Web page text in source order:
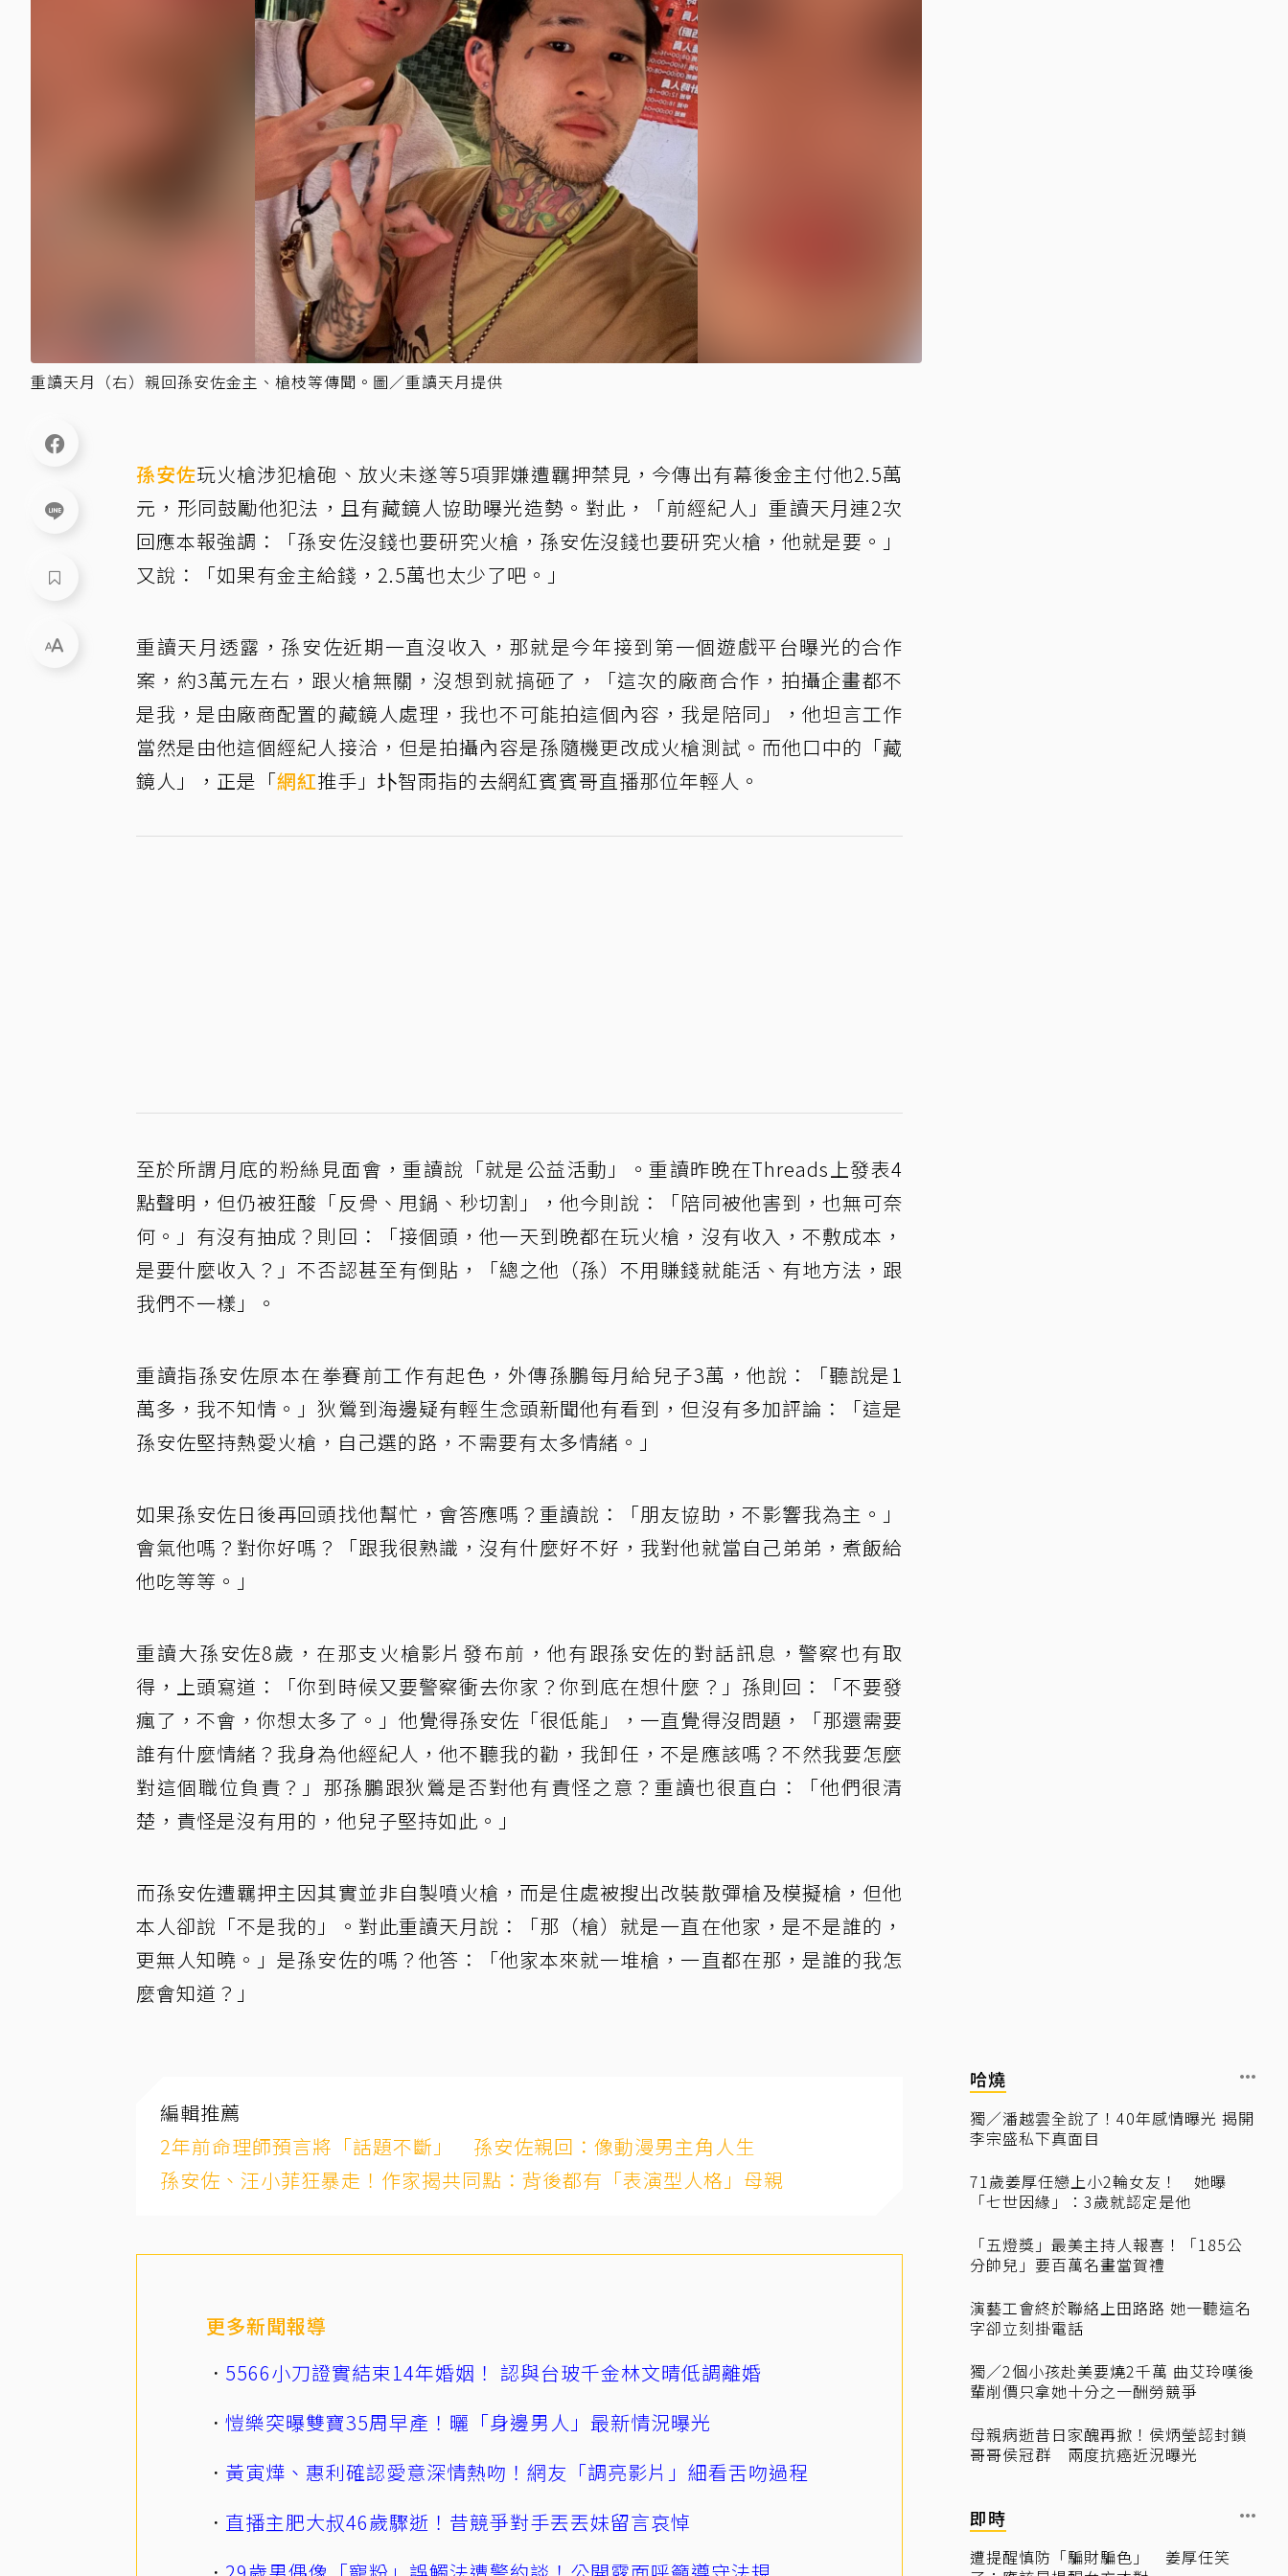
重讀天月（右）親回孫安佐金主、槍枝等傳聞。圖／重讀天月提供
孫安佐玩火槍涉犯槍砲、放火未遂等5項罪嫌遭羈押禁見，今傳出有幕後金主付他2.5萬
元，形同鼓勵他犯法，且有藏鏡人協助曝光造勢。對此，「前經紀人」重讀天月連2次
回應本報強調：「孫安佐沒錢也要研究火槍，孫安佐沒錢也要研究火槍，他就是要。」
又說：「如果有金主給錢，2.5萬也太少了吧。」
重讀天月透露，孫安佐近期一直沒收入，那就是今年接到第一個遊戲平台曝光的合作
案，約3萬元左右，跟火槍無關，沒想到就搞砸了，「這次的廠商合作，拍攝企畫都不
是我，是由廠商配置的藏鏡人處理，我也不可能拍這個內容，我是陪同」，他坦言工作
當然是由他這個經紀人接洽，但是拍攝內容是孫隨機更改成火槍測試。而他口中的「藏
鏡人」，正是「網紅推手」圤智雨指的去網紅賓賓哥直播那位年輕人。
至於所謂月底的粉絲見面會，重讀說「就是公益活動」。重讀昨晚在Threads上發表4
點聲明，但仍被狂酸「反骨、甩鍋、秒切割」，他今則說：「陪同被他害到，也無可奈
何。」有沒有抽成？則回：「接個頭，他一天到晚都在玩火槍，沒有收入，不敷成本，
是要什麼收入？」不否認甚至有倒貼，「總之他（孫）不用賺錢就能活、有地方法，跟
我們不一樣」。
重讀指孫安佐原本在拳賽前工作有起色，外傳孫鵬每月給兒子3萬，他說：「聽說是1
萬多，我不知情。」狄鶯到海邊疑有輕生念頭新聞他有看到，但沒有多加評論：「這是
孫安佐堅持熱愛火槍，自己選的路，不需要有太多情緒。」
如果孫安佐日後再回頭找他幫忙，會答應嗎？重讀說：「朋友協助，不影響我為主。」
會氣他嗎？對你好嗎？「跟我很熟識，沒有什麼好不好，我對他就當自己弟弟，煮飯給
他吃等等。」
重讀大孫安佐8歲，在那支火槍影片發布前，他有跟孫安佐的對話訊息，警察也有取
得，上頭寫道：「你到時候又要警察衝去你家？你到底在想什麼？」孫則回：「不要發
瘋了，不會，你想太多了。」他覺得孫安佐「很低能」，一直覺得沒問題，「那還需要
誰有什麼情緒？我身為他經紀人，他不聽我的勸，我卸任，不是應該嗎？不然我要怎麼
對這個職位負責？」那孫鵬跟狄鶯是否對他有責怪之意？重讀也很直白：「他們很清
楚，責怪是沒有用的，他兒子堅持如此。」
而孫安佐遭羈押主因其實並非自製噴火槍，而是住處被搜出改裝散彈槍及模擬槍，但他
本人卻說「不是我的」。對此重讀天月說：「那（槍）就是一直在他家，是不是誰的，
更無人知曉。」是孫安佐的嗎？他答：「他家本來就一堆槍，一直都在那，是誰的我怎
麼會知道？」
編輯推薦
2年前命理師預言將「話題不斷」 孫安佐親回：像動漫男主角人生
孫安佐、汪小菲狂暴走！作家揭共同點：背後都有「表演型人格」母親
更多新聞報導
5566小刀證實結束14年婚姻！ 認與台玻千金林文晴低調離婚
愷樂突曝雙寶35周早產！曬「身邊男人」最新情況曝光
黃寅燁、惠利確認愛意深情熱吻！網友「調亮影片」細看舌吻過程
直播主肥大叔46歲驟逝！昔競爭對手丟丟妹留言哀悼
哈燒
獨／潘越雲全說了！40年感情曝光 揭開
李宗盛私下真面目
71歲姜厚任戀上小2輪女友！ 她曝
「七世因緣」：3歲就認定是他
「五燈獎」最美主持人報喜！「185公
分帥兒」要百萬名畫當賀禮
演藝工會終於聯絡上田路路 她一聽這名
字卻立刻掛電話
獨／2個小孩赴美要燒2千萬 曲艾玲嘆後
輩削價只拿她十分之一酬勞競爭
母親病逝昔日家醜再掀！侯炳瑩認封鎖
哥哥侯冠群 兩度抗癌近況曝光
即時
遭提醒慎防「騙財騙色」 姜厚任笑